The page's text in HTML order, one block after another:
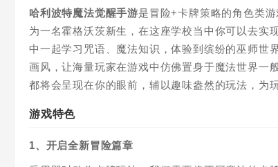
哈利波特魔法觉醒手游是冒险+卡牌策略的角色类
为一名霍格沃茨新生，在这座学校当中你可以去实
中一起学习咒语、魔法知识，体验到缤纷的巫师世
画风，让海量玩家在游戏中仿佛置身于魔法世界一
都将会呈现在你的眼前，辅以趣味盎然的玩法，为
游戏特色
1、开启全新冒险篇章